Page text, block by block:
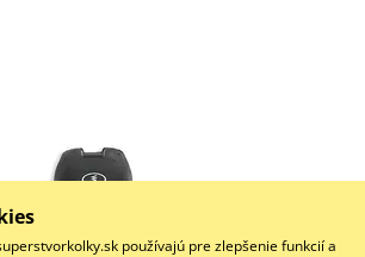
používajú pre zlepšenie funkcií a